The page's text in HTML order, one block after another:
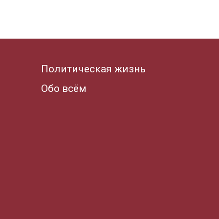
Политическая жизнь
Обо всём